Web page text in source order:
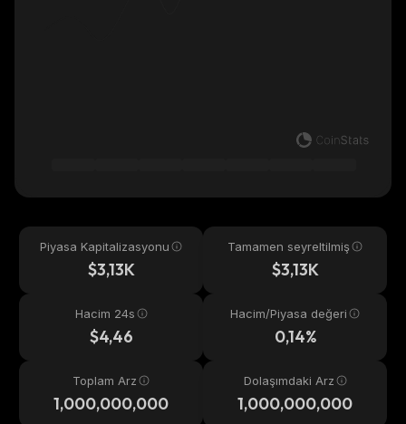
Piyasa Kapitalizasyonu
$3,13K
Tamamen seyreltilmiş
$3,13K
Hacim 24s
$4,46
Hacim/Piyasa değeri
0,14%
Toplam Arz
1,000,000,000
Dolaşımdaki Arz
1,000,000,000